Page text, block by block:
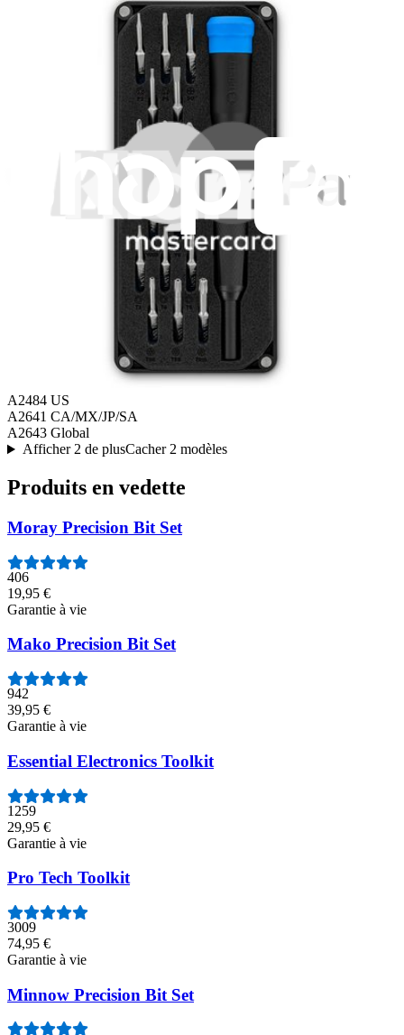
Expédition sous 24h, hors week-ends et jours fériés.
iPhone 13 Pro Max
A2484 US
A2641 CA/MX/JP/SA
A2643 Global
Afficher 2 de plusCacher 2 modèles
Produits en vedette
Moray Precision Bit Set
406
19,95 €
Garantie à vie
Mako Precision Bit Set
942
39,95 €
Garantie à vie
Essential Electronics Toolkit
1259
29,95 €
Garantie à vie
Pro Tech Toolkit
3009
74,95 €
Garantie à vie
Minnow Precision Bit Set